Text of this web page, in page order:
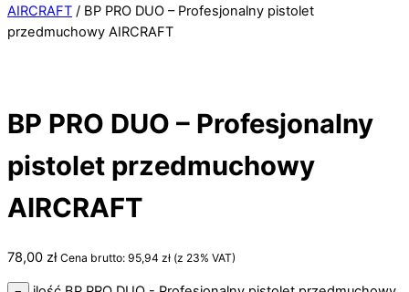
AIRCRAFT / BP PRO DUO – Profesjonalny pistolet
przedmuchowy AIRCRAFT
BP PRO DUO – Profesjonalny
pistolet przedmuchowy
AIRCRAFT
78,00 zł Cena brutto: 95,94 zł (z 23% VAT)